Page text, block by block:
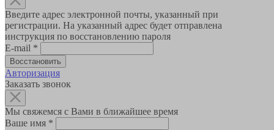
Введите адрес электронной почты, указанный при
регистрации. На указанный адрес будет отправлена
инструкция по восстановлению пароля
E-mail *
Авторизация
Заказать звонок
Мы свяжемся с Вами в ближайшее время
Ваше имя *